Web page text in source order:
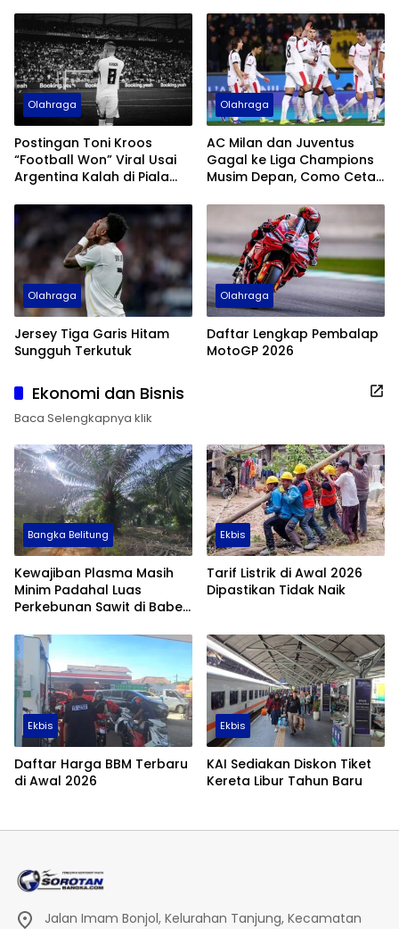
Olahraga
Postingan Toni Kroos
“Football Won” Viral Usai
Argentina Kalah di Piala
Olahraga
AC Milan dan Juventus
Gagal ke Liga Champions
Musim Depan, Como Cetak
Olahraga
Jersey Tiga Garis Hitam
Sungguh Terkutuk
Olahraga
Daftar Lengkap Pembalap
MotoGP 2026
Ekonomi dan Bisnis
Baca Selengkapnya klik
Bangka Belitung
Kewajiban Plasma Masih
Minim Padahal Luas
Perkebunan Sawit di Babel
Ekbis
Tarif Listrik di Awal 2026
Dipastikan Tidak Naik
Ekbis
Daftar Harga BBM Terbaru
di Awal 2026
Ekbis
KAI Sediakan Diskon Tiket
Kereta Libur Tahun Baru
Jalan Imam Bonjol, Kelurahan Tanjung, Kecamatan